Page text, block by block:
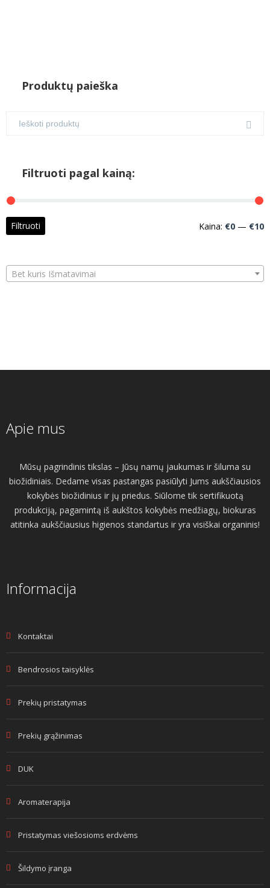
Produktų paieška
Filtruoti pagal kainą:
Filtruoti Kaina: €0 — €10
Bet kuris Išmatavimai
Apie mus
Mūsų pagrindinis tikslas – Jūsų namų jaukumas ir šiluma su
biožidiniais. Dedame visas pastangas pasiūlyti Jums aukščiausios
kokybės biožidinius ir jų priedus. Siūlome tik sertifikuotą
produkciją, pagamintą iš aukštos kokybės medžiagų, biokuras
atitinka aukščiausius higienos standartus ir yra visiškai organinis!
Informacija
Kontaktai
Bendrosios taisyklės
Prekių pristatymas
Prekių grąžinimas
DUK
Aromaterapija
Pristatymas viešosioms erdvėms
Šildymo įranga